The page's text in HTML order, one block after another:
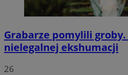
Grabarze pomylili groby.
nielegalnej ekshumacji
26